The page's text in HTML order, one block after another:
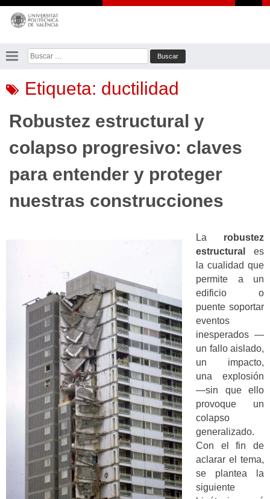
Saltar
contenido
Buscar:
Etiqueta: ductilidad
Robustez estructural y
colapso progresivo: claves
para entender y proteger
nuestras construcciones
La robustez
estructural
es
la cualidad que
permite a un
edificio o
puente soportar
eventos
inesperados —
un fallo aislado,
un impacto,
una explosión
—sin que ello
provoque un
colapso
generalizado.
Con el fin de
aclarar el tema,
se plantea la
siguiente